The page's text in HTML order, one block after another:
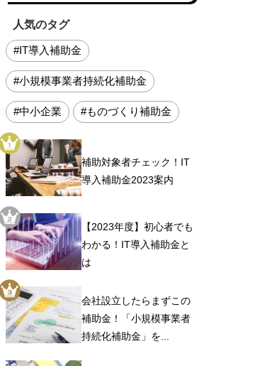
人気のタグ
#IT導入補助金
#小規模事業者持続化補助金
#中小企業 #ものづくり補助金
補助対象者チェック！IT
導入補助金2023案内
【2023年度】初心者でも
わかる！IT導入補助金と
は
会社設立したらまずこの
補助金！「小規模事業者
持続化補助金」を...